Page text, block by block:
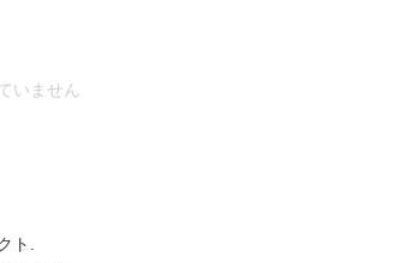
いません
ト.